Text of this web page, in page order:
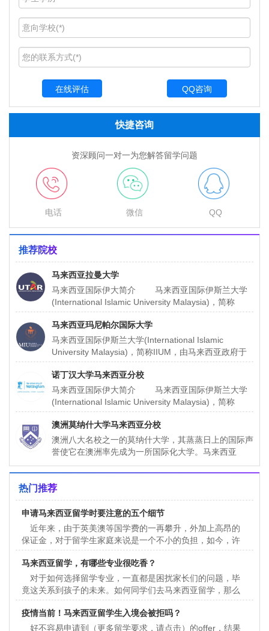
QQ咨询
快捷咨询
资深顾问一对一为您解答留学问题
电话 微信 QQ
推荐院校
马来西亚拉曼大学
马来西亚国际伊大简介 马来西亚国际伊斯兰大学
(International Islamic University Malaysia)，简称
IIUM，由马来西亚
马来西亚玛尼帕尔国际大学
马来西亚国际伊斯兰大学(International Islamic
University Malaysia)，简称IIUM，由马来西亚政府于
1983年倡议和主办
诺丁汉大学马来西亚分校
马来西亚国际伊大简介 马来西亚国际伊斯兰大学
(International Islamic University Malaysia)，简称
IIUM，由马来西亚
澳洲莫纳什大学马来西亚分校
澳洲八大名校之一的莫纳什大学，其蒸蒸日上的国际声
誉使它在澳洲率先成为一所国际化大学。马来西亚
MONASH大学是澳洲莫纳什（才）大学的第七所分
校。在澳洲维多利亚州
热门推荐
申请马来西亚留学时要注意的五个细节
近年来，由于英美澳等国学费的一再攀升，外加上高昂的
保证金，对于留学生家庭来说是一个不小的负担，如今，许
多人把目光投向了马来西亚，在马来读本科或者硕士学士学
位
马来西亚留学，有哪些专业很吃香？
对于如何选择留学专业，一直都是困扰家长们的问题，毕
竟这关系到孩子的未来。如何同学们去马来西亚留学，那么
哪些专业*受欢迎呢？留学信息小编认为下面这些同学们可以
疫情当前！马来西亚留学生入境会被拒吗？
好不容易申请到（更多留学要求，请点击）的offer，结果